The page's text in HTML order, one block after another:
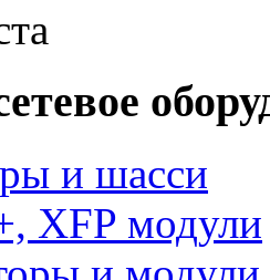
и шасси
XFP модули